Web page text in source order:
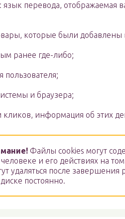
язык перевода, отображаемая
которые были добавлены
ранее где-либо;
пользователя;
и браузера;
кликов, информация об этих
Файлы cookies могут
и его действиях на
удаляться после завершения
постоянно.